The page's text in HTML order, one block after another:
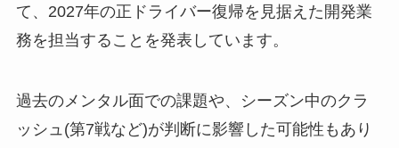
て、2027年の正ドライバー復帰を見据えた開発業
務を担当することを発表しています。
過去のメンタル面での課題や、シーズン中のクラ
ッシュ(第7戦など)が判断に影響した可能性もあり